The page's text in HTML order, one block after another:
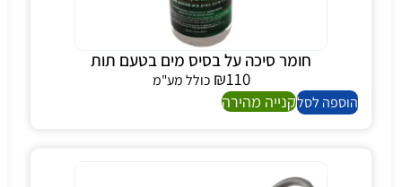
חומר סיכה על בסיס מים בטעם תות
₪110
כולל מע"מ
הוספה לסלקנייה מהירה